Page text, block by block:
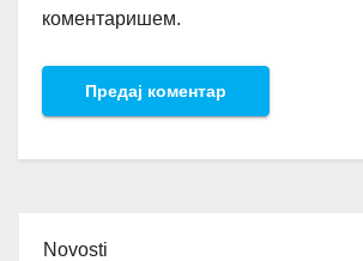
коментаришем.
Novosti